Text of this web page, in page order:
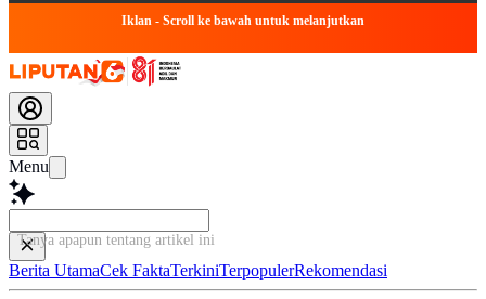
Iklan - Scroll ke bawah untuk melanjutkan
Menu
Tanya apapun tentang artikel ini...
Berita UtamaCek FaktaTerkiniTerpopulerRekomendasi